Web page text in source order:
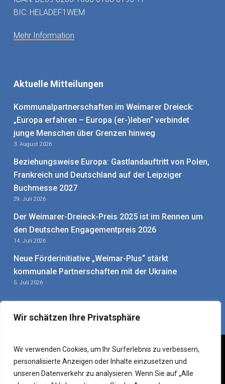
Wir schätzen Ihre Privatsphäre
Wir verwenden Cookies, um Ihr Surferlebnis zu verbessern,
personalisierte Anzeigen oder Inhalte einzusetzen und
unseren Datenverkehr zu analysieren. Wenn Sie auf „Alle
BIC: HELADEF1WEM
Mehr Information
Aktuelle Mitteilungen
Kommunalpartnerschaften im Weimarer Dreieck:
„Europa erfahren – Europa (er-)leben“ verbindet
junge Menschen über Grenzen hinweg
3. August 2026
Beziehungsweise Europa: Gastlandauftritt von Polen,
Frankreich und Deutschland auf der Leipziger
Buchmesse 2027
29. Juli 2026
Der Weimarer-Dreieck-Preis 2025 ist im Rennen um
den Deutschen Engagementpreis 2026
14. Juli 2026
Neue Förderinitiative „Weimar-Plus“ stärkt
kommunale Partnerschaften mit der Ukraine
5. Juli 2026
Impressum| Datenschutzerklärung|Sitemap–Mitarbeiter-
Login